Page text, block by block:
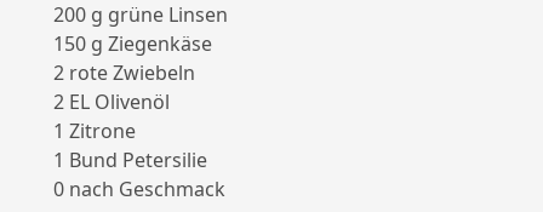
200 g grüne Linsen
150 g Ziegenkäse
2 rote Zwiebeln
2 EL Olivenöl
1 Zitrone
1 Bund Petersilie
0 nach Geschmack